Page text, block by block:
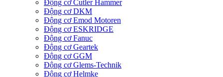
Động cơ Cutler Hammer
Động cơ DKM
Động cơ Emod Motoren
Động cơ ESKRIDGE
Động cơ Fanuc
Động cơ Geartek
Động cơ GGM
Động cơ Glems-Technik
Động cơ Helmke